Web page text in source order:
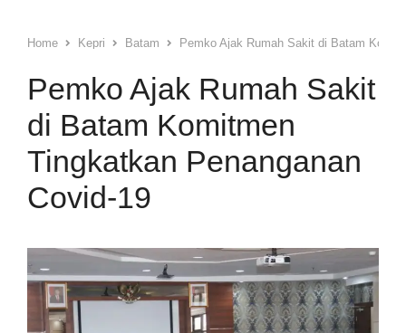
Home Kepri Batam Pemko Ajak Rumah Sakit di Batam
Pemko Ajak Rumah Sakit
di Batam Komitmen
Tingkatkan Penanganan
Covid-19